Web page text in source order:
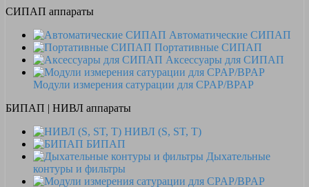
СИПАП аппараты
Автоматические СИПАП
Портативные СИПАП
Аксессуары для СИПАП
Модули измерения сатурации для CPAP/BPAP
БИПАП | НИВЛ аппараты
НИВЛ (S, ST, T)
БИПАП
Дыхательные
контуры и фильтры